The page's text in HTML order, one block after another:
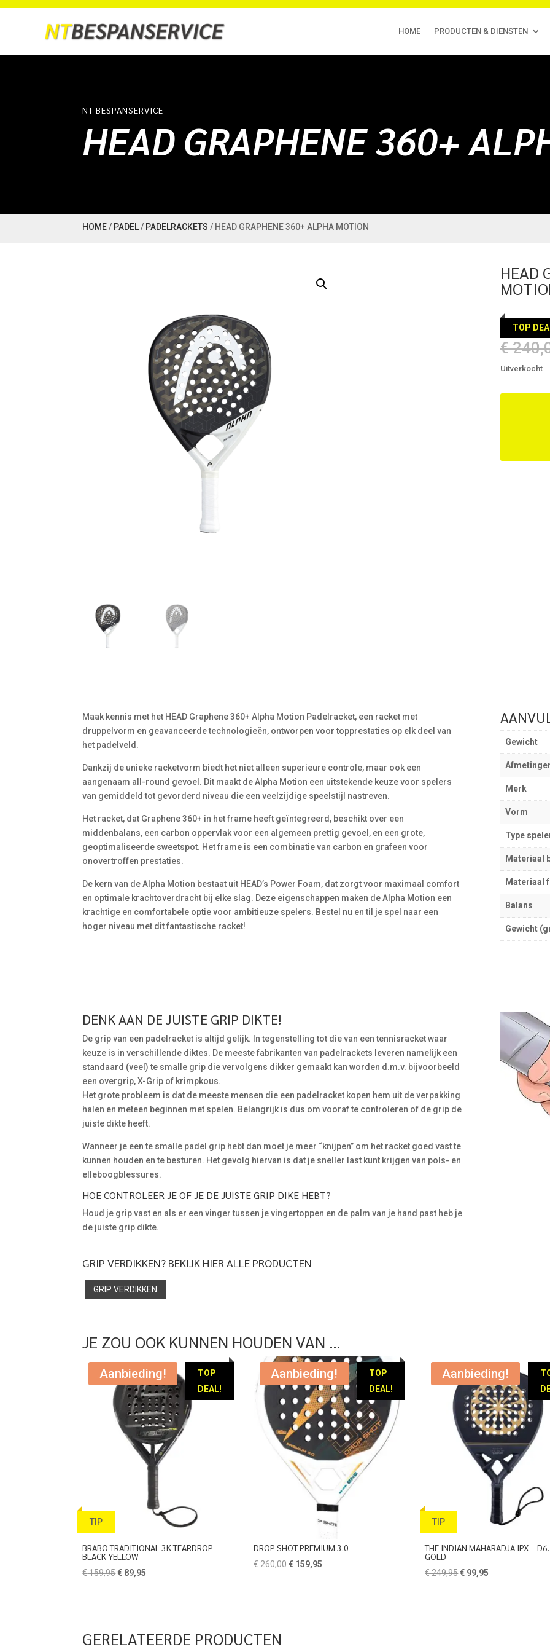
HOME PRODUCTEN & DIENSTEN
NT BESPANSERVICE
HEAD GRAPHENE 360+
HOME/ PADEL/ PADELRACKETS / HEAD GRAPHENE 360+ ALPHA MOTION
HEAD
TOP
€
Uitverkocht
Maak kennis met het HEAD Graphene 360+ Alpha Motion Padelracket, een racket met
druppelvorm en geavanceerde technologieën, ontworpen voor topprestaties op elk deel van
het padelveld.
Dankzij de unieke racketvorm biedt het niet alleen superieure controle, maar ook een
aangenaam all-round gevoel. Dit maakt de Alpha Motion een uitstekende keuze voor spelers
van gemiddeld tot gevorderd niveau die een veelzijdige speelstijl nastreven.
Het racket, dat Graphene 360+ in het frame heeft geïntegreerd, beschikt over een
middenbalans, een carbon oppervlak voor een algemeen prettig gevoel, en een grote,
geoptimaliseerde sweetspot. Het frame is een combinatie van carbon en grafeen voor
onovertroffen prestaties.
De kern van de Alpha Motion bestaat uit HEAD’s Power Foam, dat zorgt voor maximaal comfort
en optimale krachtoverdracht bij elke slag. Deze eigenschappen maken de Alpha Motion een
krachtige en comfortabele optie voor ambitieuze spelers. Bestel nu en til je spel naar een
hoger niveau met dit fantastische racket!
Gewicht
Merk
Vorm
Type
Materiaal
Materiaal
Balans
Gewicht
DENK AAN DE JUISTE GRIP DIKTE!
De grip van een padelracket is altijd gelijk. In tegenstelling tot die van een tennisracket waar
keuze is in verschillende diktes. De meeste fabrikanten van padelrackets leveren namelijk een
standaard (veel) te smalle grip die vervolgens dikker gemaakt kan worden d.m.v. bijvoorbeeld
een overgrip, X-Grip of krimpkous.
Het grote probleem is dat de meeste mensen die een padelracket kopen hem uit de verpakking
halen en meteen beginnen met spelen. Belangrijk is dus om vooraf te controleren of de grip de
juiste dikte heeft.
Wanneer je een te smalle padel grip hebt dan moet je meer “knijpen” om het racket goed vast te
kunnen houden en te besturen. Het gevolg hiervan is dat je sneller last kunt krijgen van pols- en
elleboogblessures.
HOE CONTROLEER JE OF JE DE JUISTE GRIP DIKE HEBT?
Houd je grip vast en als er een vinger tussen je vingertoppen en de palm van je hand past heb je
de juiste grip dikte.
GRIP VERDIKKEN? BEKIJK HIER ALLE PRODUCTEN
GRIP VERDIKKEN
JE ZOU OOK KUNNEN HOUDEN VAN …
TOP
DEAL!
TIP
Aanbieding!
BRABO TRADITIONAL 3K TEARDROP
BLACK YELLOW
€159,95Oorspronkelijke
€ 89,95
TOP
DEAL!
Aanbieding!
DROP SHOT PREMIUM 3.0
€260,00Oorspronkelijke
€ 159,95
TIP
Aanbieding!
THE INDIAN MAHARADJA IPX –
GOLD
€249,95Oorspronkelijke
€ 99,95
GERELATEERDE PRODUCTEN